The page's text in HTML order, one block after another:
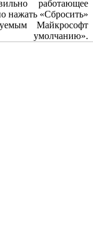
работающее
нажать «Сбросить»
Майкрософт